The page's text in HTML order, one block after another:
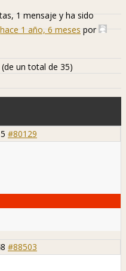
1 mensaje y ha sido
hace 1 año, 6 meses por
un total de 35)
#80129
#88503